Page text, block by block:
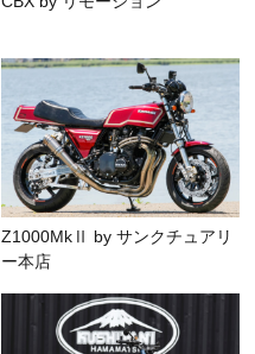
Z1000MkⅡ by サンクチュアリ
ー本店